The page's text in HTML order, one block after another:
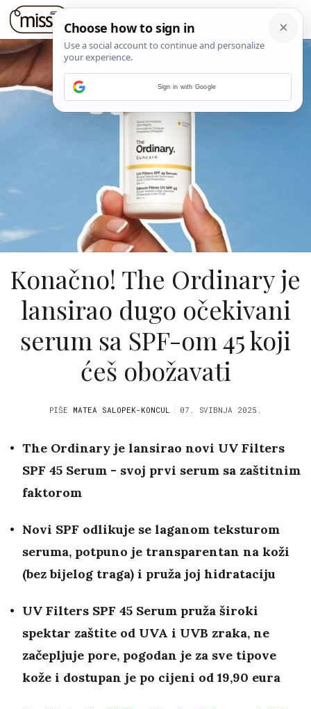
Konačno! The Ordinary je
lansirao dugo očekivani
serum sa SPF-om 45 koji
ćeš obožavati
PIŠE MATEA SALOPEK-KONCUL 07. SVIBNJA 2025.
The Ordinary je lansirao novi UV Filters
SPF 45 Serum - svoj prvi serum sa zaštitnim
faktorom
Novi SPF odlikuje se laganom teksturom
seruma, potpuno je transparentan na koži
(bez bijelog traga) i pruža joj hidrataciju
UV Filters SPF 45 Serum pruža široki
spektar zaštite od UVA i UVB zraka, ne
začepljuje pore, pogodan je za sve tipove
kože i dostupan je po cijeni od 19,90 eura
Sign in with Google